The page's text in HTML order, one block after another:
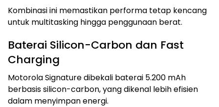
Kombinasi ini memastikan performa tetap kencang
untuk multitasking hingga penggunaan berat.
Baterai Silicon-Carbon dan Fast
Charging
Motorola Signature dibekali baterai 5.200 mAh
berbasis silicon-carbon, yang dikenal lebih efisien
dalam menyimpan energi.